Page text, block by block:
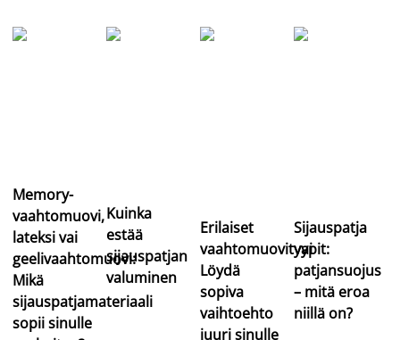
Memory-
vaahtomuovi,
lateksi vai
geelivaahtomuovi:
Mikä
sijauspatjamateriaali
sopii sinulle
Kuinka
estää
sijauspatjan
valuminen
Erilaiset
vaahtomuovityypit:
Löydä
sopiva
vaihtoehto
juuri sinulle
Sijauspatja
vai
patjansuojus
– mitä eroa
niillä on?